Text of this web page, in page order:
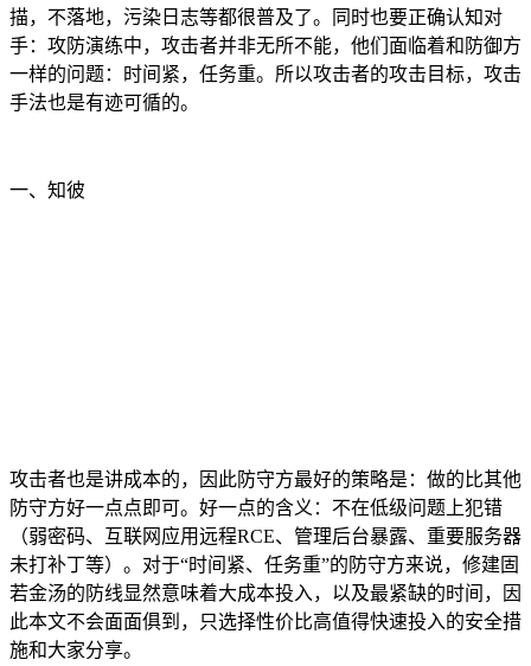
描，不落地，污染日志等都很普及了。同时也要正确认知对
手：攻防演练中，攻击者并非无所不能，他们面临着和防御方
一样的问题：时间紧，任务重。所以攻击者的攻击目标，攻击
手法也是有迹可循的。
一、知彼
攻击者也是讲成本的，因此防守方最好的策略是：做的比其他
防守方好一点点即可。好一点的含义：不在低级问题上犯错
（弱密码、互联网应用远程RCE、管理后台暴露、重要服务器
未打补丁等）。对于“时间紧、任务重”的防守方来说，修建固
若金汤的防线显然意味着大成本投入，以及最紧缺的时间，因
此本文不会面面俱到，只选择性价比高值得快速投入的安全措
施和大家分享。